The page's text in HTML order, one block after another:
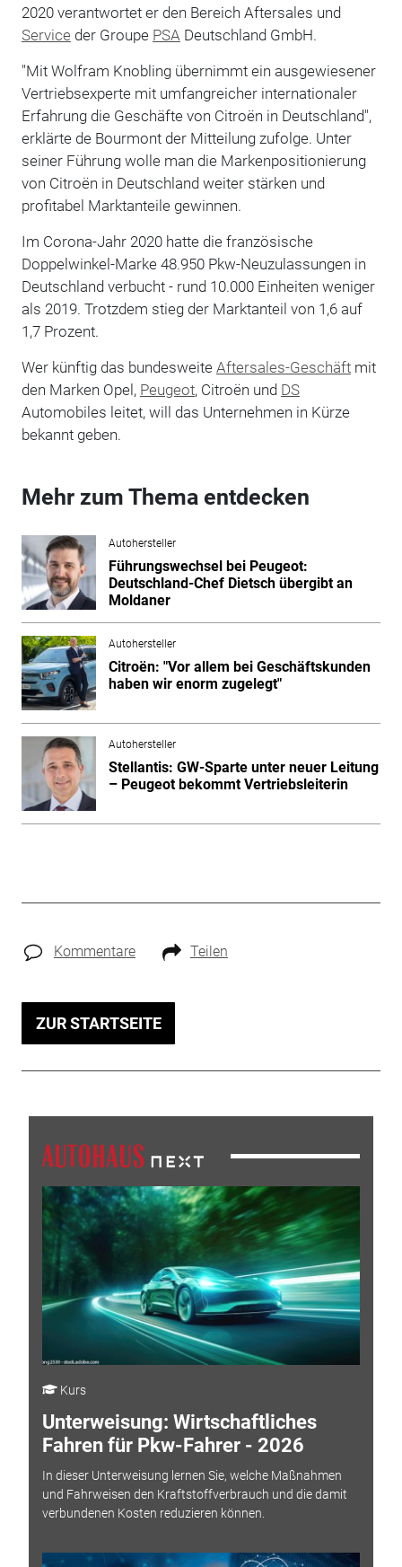
2020 verantwortet er den Bereich Aftersales und
Service der Groupe PSA Deutschland GmbH.
"Mit Wolfram Knobling übernimmt ein ausgewiesener
Vertriebsexperte mit umfangreicher internationaler
Erfahrung die Geschäfte von Citroën in Deutschland",
erklärte de Bourmont der Mitteilung zufolge. Unter
seiner Führung wolle man die Markenpositionierung
von Citroën in Deutschland weiter stärken und
profitabel Marktanteile gewinnen.
Im Corona-Jahr 2020 hatte die französische
Doppelwinkel-Marke 48.950 Pkw-Neuzulassungen in
Deutschland verbucht - rund 10.000 Einheiten weniger
als 2019. Trotzdem stieg der Marktanteil von 1,6 auf
1,7 Prozent.
Wer künftig das bundesweite Aftersales-Geschäftmit
den Marken Opel, Peugeot, Citroën und DS
Automobiles leitet, will das Unternehmen in Kürze
bekannt geben.
Mehr zum Thema entdecken
Autohersteller
Führungswechsel bei Peugeot:
Deutschland-Chef Dietsch übergibt an
Moldaner
Autohersteller
Citroën: "Vor allem bei Geschäftskunden
haben wir enorm zugelegt"
Autohersteller
Stellantis: GW-Sparte unter neuer Leitung
– Peugeot bekommt Vertriebsleiterin
Kommentare Teilen
ZUR STARTSEITE
Kurs
Unterweisung: Wirtschaftliches
Fahren für Pkw-Fahrer - 2026
In dieser Unterweisung lernen Sie, welche Maßnahmen
und Fahrweisen den Kraftstoffverbrauch und die damit
verbundenen Kosten reduzieren können.